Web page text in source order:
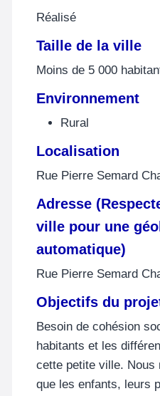
Réalisé
Taille de la ville
Moins de 5 000
Environnement
Rural
Localisation
Rue Pierre Semard
Adresse
ville pour une
automatique)
Rue Pierre Semard
Objectifs du
Besoin de cohésion
habitants et les
cette petite ville. Nous
que les enfants, leurs